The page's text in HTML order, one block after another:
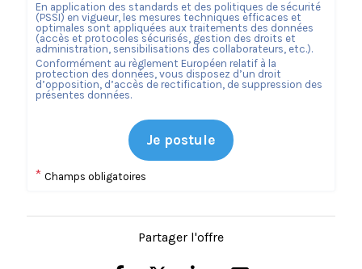
En application des standards et des politiques de sécurité
(PSSI) en vigueur, les mesures techniques efficaces et
optimales sont appliquées aux traitements des données
(accès et protocoles sécurisés, gestion des droits et
administration, sensibilisations des collaborateurs, etc.).
Conformément au règlement Européen relatif à la
protection des données, vous disposez d’un droit
d’opposition, d’accès de rectification, de suppression des
présentes données.
Je postule
* Champs obligatoires
Partager l'offre